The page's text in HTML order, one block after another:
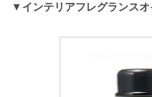
▼インテリアフレグランス